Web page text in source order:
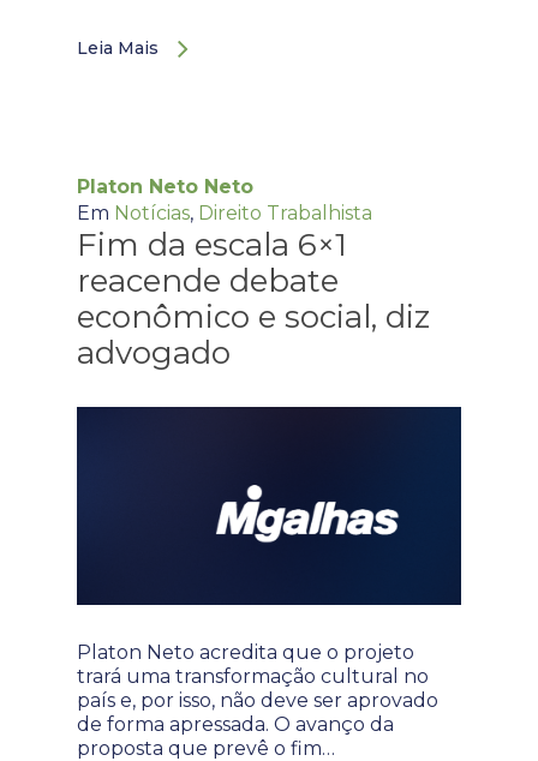
Leia Mais
Platon Neto Neto
Em Notícias, Direito Trabalhista
Fim da escala 6×1
reacende debate
econômico e social, diz
advogado
Platon Neto acredita que o projeto
trará uma transformação cultural no
país e, por isso, não deve ser aprovado
de forma apressada. O avanço da
proposta que prevê o fim…